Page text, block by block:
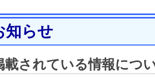
知らせ
載されている情報につ